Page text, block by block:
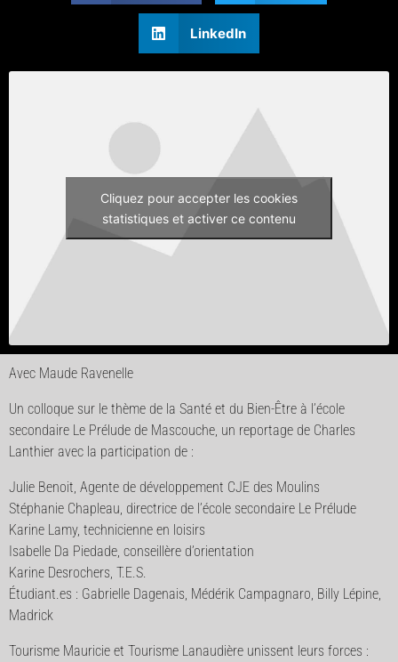
LinkedIn
Cliquez pour accepter les cookies
statistiques et activer ce contenu
Avec Maude Ravenelle
Un colloque sur le thème de la Santé et du Bien-Être à l’école
secondaire Le Prélude de Mascouche, un reportage de Charles
Lanthier avec la participation de :
Julie Benoit, Agente de développement CJE des Moulins
Stéphanie Chapleau, directrice de l’école secondaire Le Prélude
Karine Lamy, technicienne en loisirs
Isabelle Da Piedade, conseillère d’orientation
Karine Desrochers, T.E.S.
Étudiant.es : Gabrielle Dagenais, Médérik Campagnaro, Billy Lépine,
Madrick
Tourisme Mauricie et Tourisme Lanaudière unissent leurs forces :